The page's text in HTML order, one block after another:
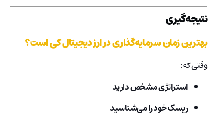
نتیجه‌گیری
بهترین زمان سرمایه‌گذاری در ارز دیجیتال کی است؟
وقتی که:
استراتژی مشخص دارید
ریسک خود را می‌شناسید